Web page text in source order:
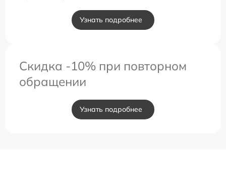
Узнать подробнее
Скидка -10% при повторном
обращении
Узнать подробнее